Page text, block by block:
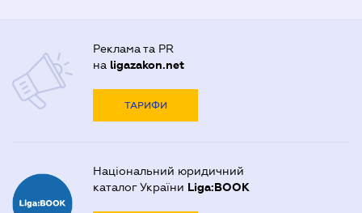
Реклама та PR
на ligazakon.net
ТАРИФИ
Національний юридичний
каталог України Liga:BOOK